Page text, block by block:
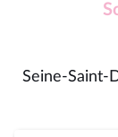
Seine-Saint-